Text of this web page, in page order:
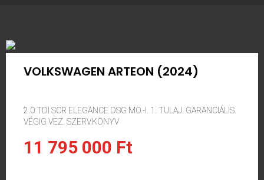
VOLKSWAGEN ARTEON (2024)
2.0 TDI SCR ELEGANCE DSG MO.-I. 1. TULAJ. GARANCIÁLIS.
VÉGIG VEZ. SZERV.KÖNYV
11 795 000 Ft